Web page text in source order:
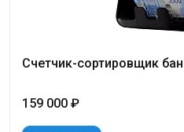
Счетчик-сортировщик
159 000 ₽